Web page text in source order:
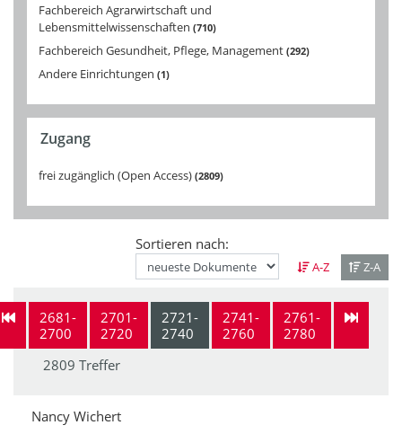
Fachbereich Agrarwirtschaft und
Lebensmittelwissenschaften 710
Fachbereich Gesundheit, Pflege, Management 292
Andere Einrichtungen 1
Zugang
frei zugänglich (Open Access) 2809
Sortieren nach:
A-Z Z-A
2681-
2700
2701-
2720
2721-
2740
2741-
2760
2761-
2780
2809 Treffer
Nancy Wichert